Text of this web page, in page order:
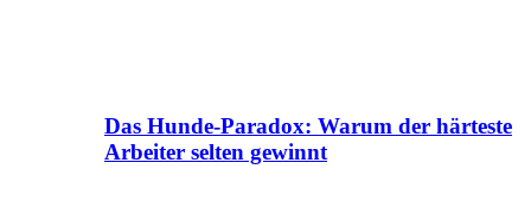
Das Hunde-Paradox: Warum der härteste
Arbeiter selten gewinnt